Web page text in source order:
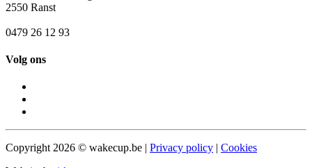
2550 Ranst
0479 26 12 93
Volg ons
Copyright 2026 © wakecup.be | Privacy policy | Cookies